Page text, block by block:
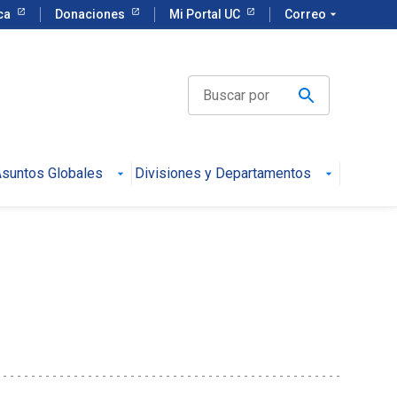
Donaciones Mi Portal UC Correo arrow_drop_down
Globales Divisiones y Departamentos